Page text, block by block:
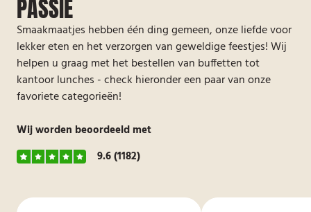
PASSIE
Smaakmaatjes hebben één ding gemeen, onze liefde voor
lekker eten en het verzorgen van geweldige feestjes! Wij
helpen u graag met het bestellen van buffetten tot
kantoor lunches - check hieronder een paar van onze
favoriete categorieën!
Wij worden beoordeeld met
9.6(1182)